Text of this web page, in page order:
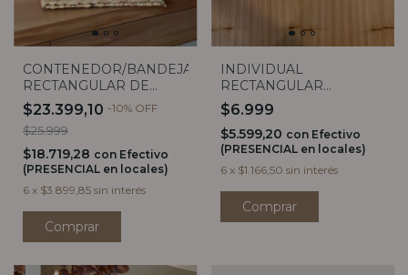
CONTENEDOR/BANDEJA
RECTANGULAR DE
JACINTO (3 TAMAÑOS)
$23.399,10 -10% OFF
$25.999
$18.719,28 con Efectivo
(PRESENCIAL en locales)
6 x $3.899,85 sin interés
Comprar
INDIVIDUAL
RECTANGULAR
EUCALIPTO
$6.999
$5.599,20 con Efectivo
(PRESENCIAL en locales)
6 x $1.166,50 sin interés